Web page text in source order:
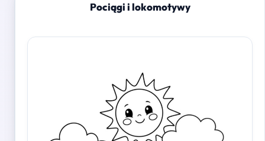
Pociągi i lokomotywy